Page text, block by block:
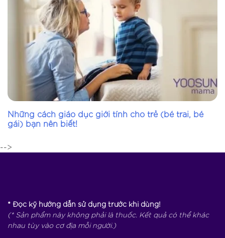
Những cách giáo dục giới tính cho trẻ (bé trai, bé
gái) bạn nên biết!
-->
* Đọc kỹ hướng dẫn sử dụng trước khi dùng!
(* Sản phẩm này không phải là thuốc. Kết quả có thể khác
nhau tùy vào cơ địa mỗi người.)